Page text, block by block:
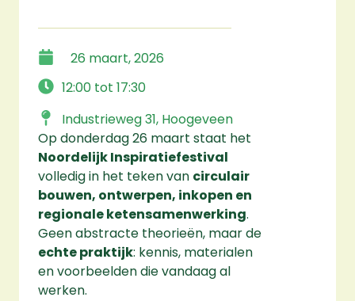
26 maart, 2026
12:00 tot 17:30
Industrieweg 31, Hoogeveen
Op donderdag 26 maart staat het
Noordelijk Inspiratiefestival
volledig in het teken van circulair
bouwen, ontwerpen, inkopen en
regionale ketensamenwerking.
Geen abstracte theorieën, maar de
echte praktijk: kennis, materialen
en voorbeelden die vandaag al
werken.